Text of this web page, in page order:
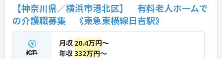
【神奈川県／横浜市港北区】 有料老人ホームで
の介護職募集 《東急東横線日吉駅》
給料
月収 20.4万円～
年収332万円～